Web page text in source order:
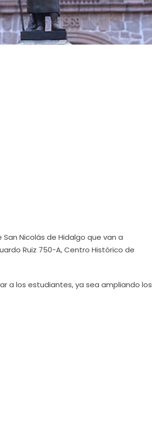
Nicolás de Hidalgo que van a
Ruiz 750-A, Centro Histórico de
a los estudiantes, ya sea ampliando los